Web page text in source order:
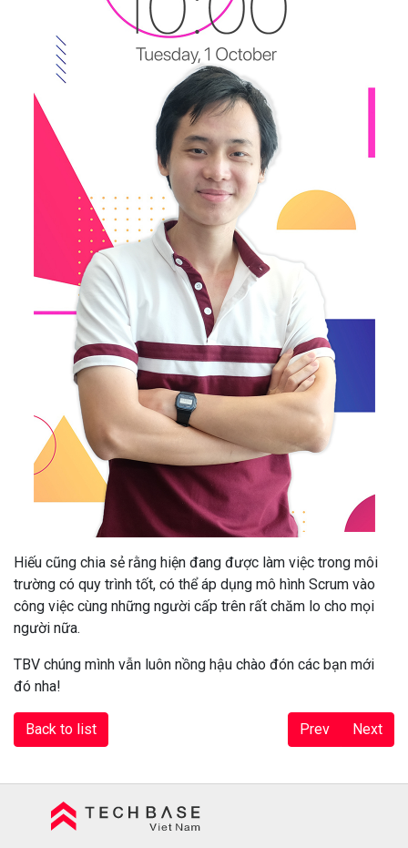
Hiếu cũng chia sẻ rằng hiện đang được làm việc trong môi
trường có quy trình tốt, có thể áp dụng mô hình Scrum vào
công việc cùng những người cấp trên rất chăm lo cho mọi
người nữa.
TBV chúng mình vẫn luôn nồng hậu chào đón các bạn mới
đó nha!
Back to list Prev Next